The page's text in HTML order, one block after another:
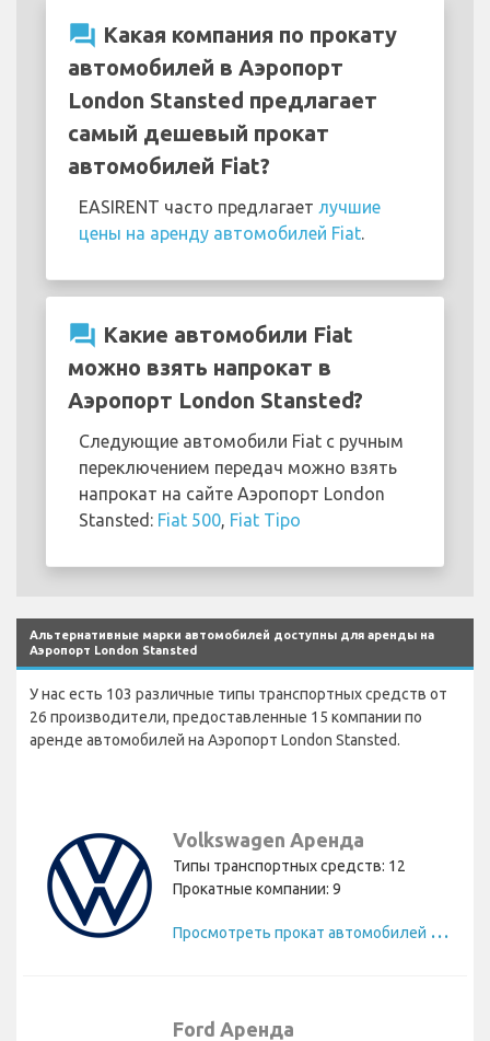
question_answer Какая компания по прокату
автомобилей в Аэропорт
London Stansted предлагает
самый дешевый прокат
автомобилей Fiat?
EASIRENT часто предлагает лучшие
цены на аренду автомобилей Fiat
question_answer Какие автомобили Fiat
можно взять напрокат в
Аэропорт London Stansted?
Следующие автомобили Fiat с ручным
переключением передач можно взять
напрокат на сайте Аэропорт London
Stansted: Fiat 500 Fiat Tipo
Альтернативные марки автомобилей доступны для аренды на
Аэропорт London Stansted
У нас есть 103 различные типы транспортных средств от
26 производители, предоставленные 15 компании по
аренде автомобилей на Аэропорт London Stansted.
Volkswagen Аренда
Типы транспортных средств: 12
Прокатные компании: 9
П
росмотреть прокат автомобилей Volkswagen
Ford Аренда